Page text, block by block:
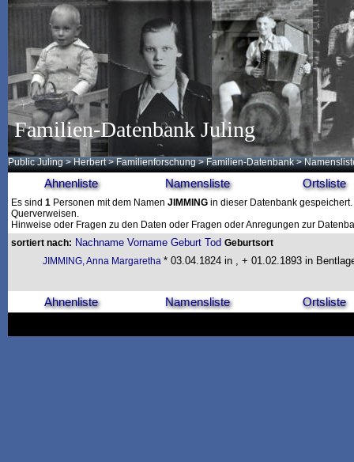
Familien-Datenbank Juling
Public Juling >Herbert >Familienforschung >Familien-Datenbank >
Ahnenliste Namensliste Ortsliste
Es sind 1 Personen mit dem Namen JIMMING in dieser Datenbank
Querverweisen.
Hinweise oder Fragen zu den Daten oder Fragen oder Anregungen zur
sortiert nach: Nachname Vorname Geburt Tod Geburtsort
JIMMING, Anna Margaretha * 03.04.1824 in , + 01.02.1893 in
Ahnenliste Namensliste Ortsliste